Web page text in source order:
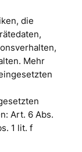
die
Mehr
Art. 6 Abs.
1 lit. f